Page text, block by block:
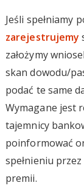
Jeśli spełniamy
zarejestrujemy
założymy
skan dowodu/
podać te same
Wymagane jest
tajemnicy
poinformować
spełnieniu
premii.